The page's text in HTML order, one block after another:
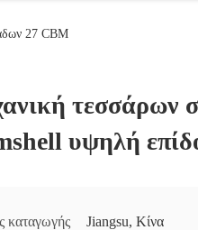
27 CBM
τεσσάρων
υψηλή
καταγωγής Jiangsu, Κίνα